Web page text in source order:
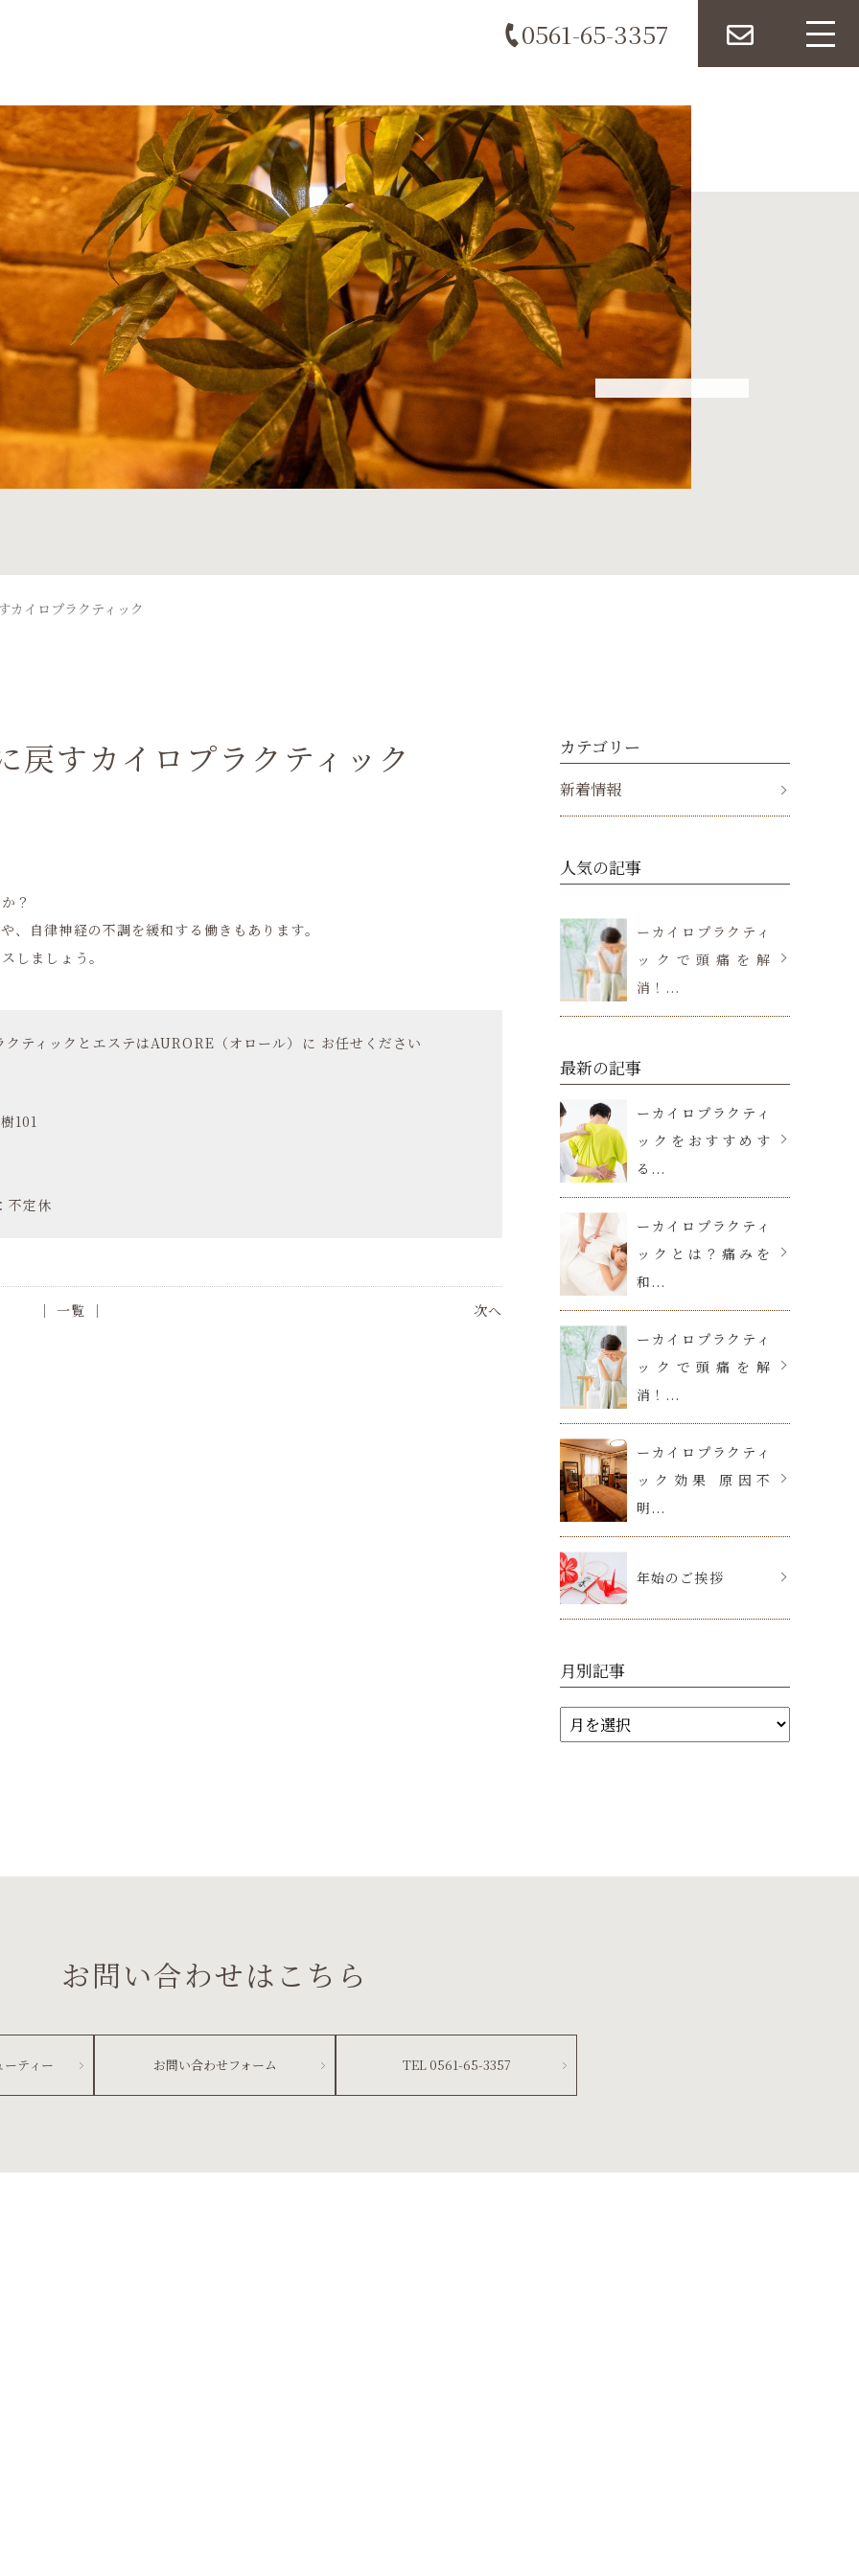
0561-65-3357
カイロプラクティック
戻すカイロプラクティック
？
自律神経の不調を緩和する働きもあります。
しましょう。
ティックとエステはAURORE（オロール）に お任せください
101
不定休
次へ
│ 一覧 │
カテゴリー
新着情報
人気の記事
ーカイロプラクティ
ックで頭痛を解
消！...
最新の記事
ーカイロプラクティ
ックをおすすめす
る...
ーカイロプラクティ
ックとは？痛みを
和...
ーカイロプラクティ
ックで頭痛を解
消！...
ーカイロプラクティ
ック効果 原因不
明...
年始のご挨拶
月別記事
お問い合わせはこちら
ティー お問い合わせフォーム TEL 0561-65-3357